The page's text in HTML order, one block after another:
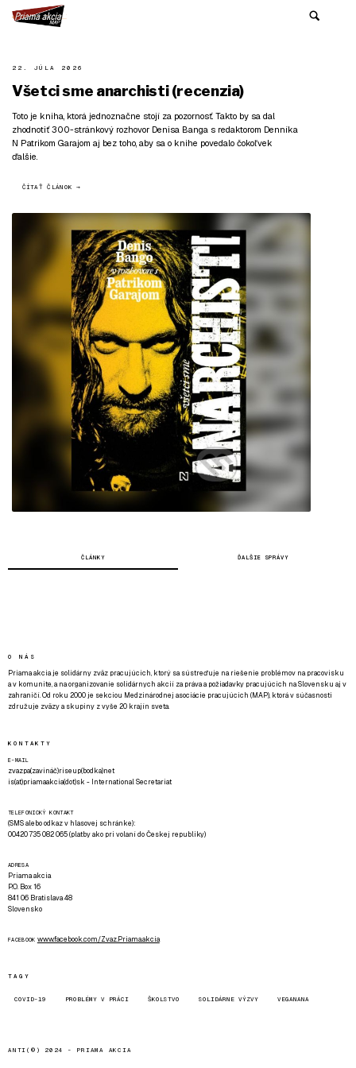
22. JÚLA 2026
Všetci sme anarchisti (recenzia)
Toto je kniha, ktorá jednoznačne stojí za pozornosť. Takto by sa dal
zhodnotiť 300-stránkový rozhovor Denisa Banga s redaktorom Denníka
N Patrikom Garajom aj bez toho, aby sa o knihe povedalo čokoľvek
ďalšie.
ČÍTAŤ ČLÁNOK →
ČLÁNKY ĎALŠIE SPRÁVY
O NÁS
Priama akcia je solidárny zväz pracujúcich, ktorý sa sústreďuje na riešenie problémov na pracovisku
a v komunite, a na organizovanie solidárnych akcií za práva a požiadavky pracujúcich na Slovensku aj v
zahraničí. Od roku 2000 je sekciou Medzinárodnej asociácie pracujúcich (MAP), ktorá v súčasnosti
združuje zväzy a skupiny z vyše 20 krajín sveta.
KONTAKTY
E-MAIL
zvazpa(zavináč)riseup(bodka)net
is(at)priamaakcia(dot)sk - International Secretariat
TELEFONICKÝ KONTAKT
(SMS alebo odkaz v hlasovej schránke):
00420 735 082 065 (platby ako pri volaní do Českej republiky)
ADRESA
Priama akcia
P.O. Box 16
841 06 Bratislava 48
Slovensko
FACEBOOK www.facebook.com/Zvaz.Priama.akcia
TAGY
COVID-19 PROBLÉMY V PRÁCI ŠKOLSTVO SOLIDÁRNE VÝZVY VEGANANA
ANTI(©) 2024 - PRIAMA AKCIA